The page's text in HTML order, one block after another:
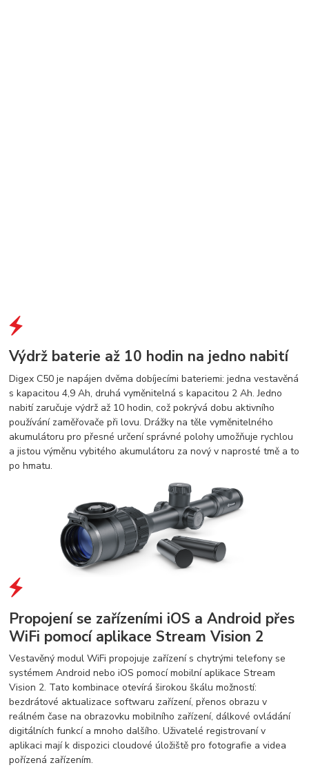
Výdrž baterie až 10 hodin na jedno nabití
Digex C50 je napájen dvěma dobíjecími bateriemi: jedna vestavěná
s kapacitou 4,9 Ah, druhá vyměnitelná s kapacitou 2 Ah. Jedno
nabití zaručuje výdrž až 10 hodin, což pokrývá dobu aktivního
používání zaměřovače při lovu. Drážky na těle vyměnitelného
akumulátoru pro přesné určení správné polohy umožňuje rychlou
a jistou výměnu vybitého akumulátoru za nový v naprosté tmě a to
po hmatu.
Propojení se zařízeními iOS a Android přes
WiFi pomocí aplikace Stream Vision 2
Vestavěný modul WiFi propojuje zařízení s chytrými telefony se
systémem Android nebo iOS pomocí mobilní aplikace Stream
Vision 2. Tato kombinace otevírá širokou škálu možností:
bezdrátové aktualizace softwaru zařízení, přenos obrazu v
reálném čase na obrazovku mobilního zařízení, dálkové ovládání
digitálních funkcí a mnoho dalšího. Uživatelé registrovaní v
aplikaci mají k dispozici cloudové úložiště pro fotografie a videa
pořízená zařízením.